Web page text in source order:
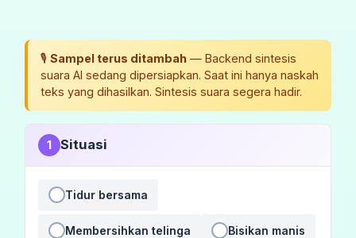
🎙️ Sampel terus ditambah — Backend sintesis
suara AI sedang dipersiapkan. Saat ini hanya naskah
teks yang dihasilkan. Sintesis suara segera hadir.
1 Situasi
Tidur bersama
Membersihkan telinga Bisikan manis